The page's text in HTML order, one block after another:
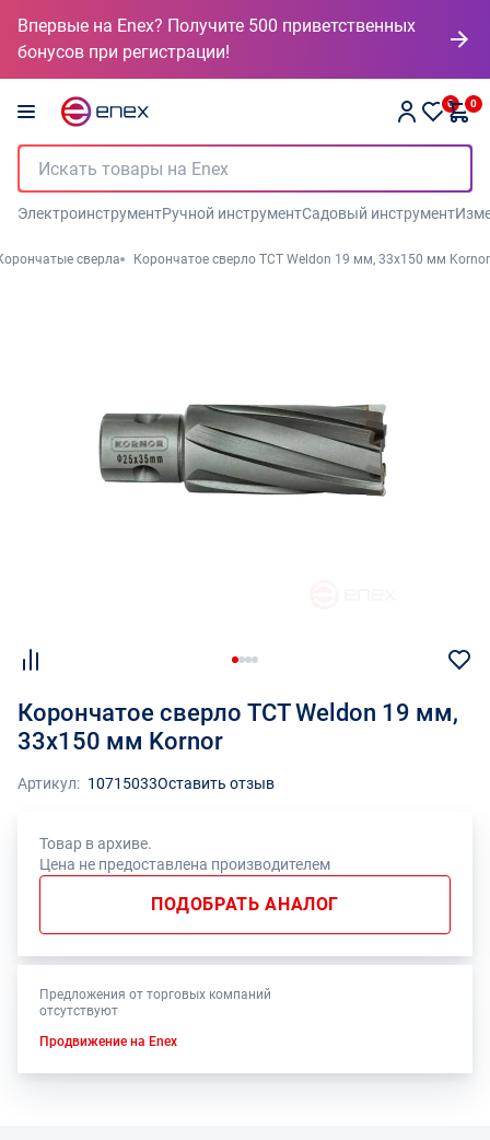
Впервые на Enex? Получите 500 приветственных
бонусов при регистрации!
0 0
ЭлектроинструментРучной инструментСадовый инструмент
сверла Корончатое сверло TCT Weldon 19 мм, 33х150 мм Kornor
Корончатое сверло TCT Weldon 19 мм,
33х150 мм Kornor
Артикул: 10715033Оставить отзыв
Товар в архиве.
Цена не предоставлена производителем
ПОДОБРАТЬ АНАЛОГ
Предложения от торговых компаний
отсутствуют
Продвижение на Enex